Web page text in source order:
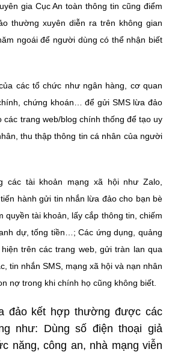
gia Cục An toàn thông tin cũng điểm
thường xuyên diễn ra trên không gian
ngoái để người dùng có thể nhận biết
các tổ chức như ngân hàng, cơ quan
chứng khoán… để gửi SMS lừa đảo
các trang web/blog chính thống để tạo uy
thu thập thông tin cá nhân của người
các tài khoản mạng xã hội như Zalo,
hành gửi tin nhắn lừa đảo cho bạn bè
quyền tài khoản, lấy cắp thông tin, chiếm
dự, tống tiền…; Các ứng dụng, quảng
trên các trang web, gửi tràn lan qua
tin nhắn SMS, mạng xã hội và nạn nhân
nợ trong khi chính họ cũng không biết.
đảo kết hợp thường được các
như: Dùng số điện thoại giả
năng, công an, nhà mạng viễn